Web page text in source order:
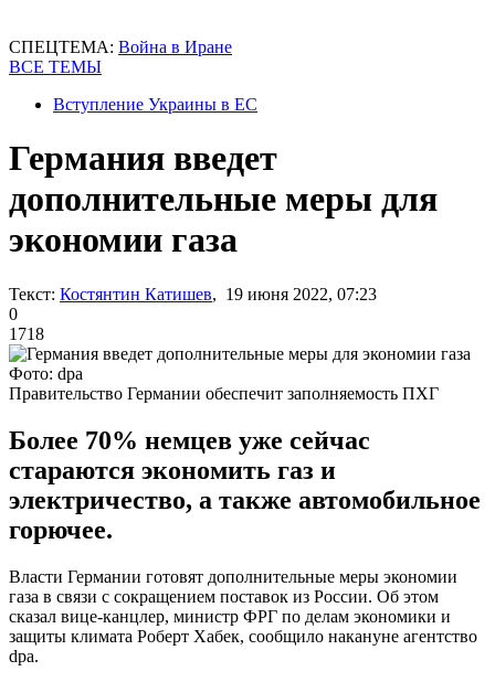
СПЕЦТЕМА: Война в Иране
ВСЕ ТЕМЫ
Вступление Украины в ЕС
Германия введет
дополнительные меры для
экономии газа
Текст: Костянтин Катишев, 19 июня 2022, 07:23
0
1718
Фото: dpa
Правительство Германии обеспечит заполняемость ПХГ
Более 70% немцев уже сейчас
стараются экономить газ и
электричество, а также автомобильное
горючее.
Власти Германии готовят дополнительные меры экономии
газа в связи с сокращением поставок из России. Об этом
сказал вице-канцлер, министр ФРГ по делам экономики и
защиты климата Роберт Хабек, сообщило накануне агентство
dpa.